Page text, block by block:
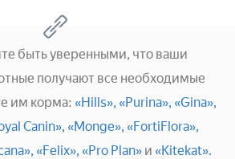
быть уверенными, что ваши
получают все необходимые
им корма: «Hills», «Purina», «Gina»,
Canin», «Monge», «FortiFlora»,
«Felix», «Pro Plan» и «Kitekat».